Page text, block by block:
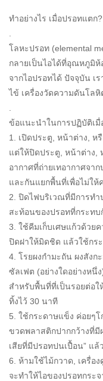
ทำอย่างไร เมื่อปรอทแตก?
โลหะปรอท (elemental
กลายเป็นไอได้ที่อุณหภูมิห้
จากไอปรอทได้ ปัจจุบัน เ
ไข้ เครื่องวัดความดันโลหิ
ข้อแนะนำในการปฏิบัติเมื่
1. เปิดประตู, หน้าต่าง, ห
แต่ให้ปิดประตู, หน้าต่าง,
อากาศที่ถ่ายเทอากาศจา
และกันแยกพื้นที่เพื่อไม่ให้
2. ปิดไฟบริเวณที่มีการท
สะท้อนของปรอทที่กระทบ
3. ใช้คีมเก็บเศษแก้วด้วย
ปิดฝาให้มิดชิด แล้วใช้กร
4. โรยผงกำมะถัน ผงสัง
ซัลเฟต (อย่างใดอย่างหนึ่
สำหรับพื้นที่ที่เป็นรอยต่อใ
ทิ้งไว้ 30 นาที
5. ใช้กระดาษแข็ง ค่อยๆ
ขวดพลาสติกปากกว้างที่มี
เสียที่มีปรอทปนเปื้อน” แ
6. ห้ามใช้ไม้กวาด, เครื่อ
จะทำให้ไอของปรอทกระ